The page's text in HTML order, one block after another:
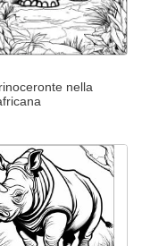
nella